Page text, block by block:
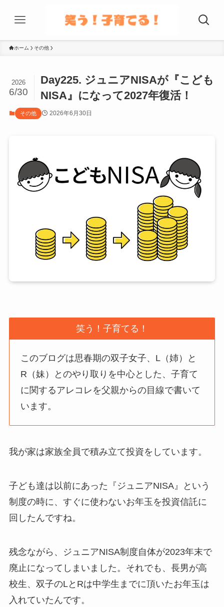
ホーム その他
Day225. ジュニアNISAが『こども
NISA』になって2027年復活！
2026
6/30
その他 2026年6月30日
笑う！子育てる！
このブログは思春期の双子女子、L（姉）と
R（妹）とのやり取りを中心とした、子育て
に関するアレコレを父親からの目線で書いて
います。
我が家は家族全員で積み立て投資をしています。
子ども達は以前にあった『ジュニアNISA』という
制度の時に、すぐに使わないお年玉を投資信託に
回したんですね。
残念ながら、ジュニアNISA制度自体が2023年末で
廃止になってしまいました。それでも、長男が高
校生、双子のLとRは中学生までに頂いたお年玉は
入れていたんです。